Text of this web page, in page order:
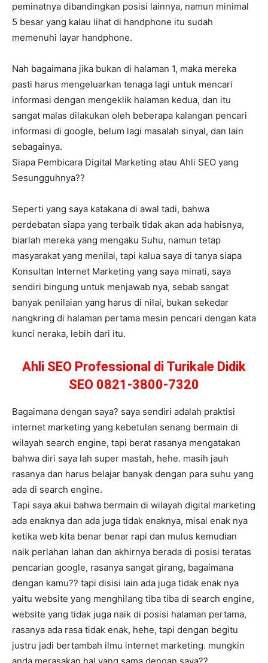
peminatnya dibandingkan posisi lainnya, namun minimal
5 besar yang kalau lihat di handphone itu sudah
memenuhi layar handphone.
Nah bagaimana jika bukan di halaman 1, maka mereka
pasti harus mengeluarkan tenaga lagi untuk mencari
informasi dengan mengeklik halaman kedua, dan itu
sangat malas dilakukan oleh beberapa kalangan pencari
informasi di google, belum lagi masalah sinyal, dan lain
sebagainya.
Siapa Pembicara Digital Marketing atau Ahli SEO yang
Sesungguhnya??
Seperti yang saya katakana di awal tadi, bahwa
perdebatan siapa yang terbaik tidak akan ada habisnya,
biarlah mereka yang mengaku Suhu, namun tetap
masyarakat yang menilai, tapi kalua saya di tanya siapa
Konsultan Internet Marketing yang saya minati, saya
sendiri bingung untuk menjawab nya, sebab sangat
banyak penilaian yang harus di nilai, bukan sekedar
nangkring di halaman pertama mesin pencari dengan kata
kunci neraka, lebih dari itu.
Ahli SEO Professional di Turikale Didik
SEO 0821-3800-7320
Bagaimana dengan saya? saya sendiri adalah praktisi
internet marketing yang kebetulan senang bermain di
wilayah search engine, tapi berat rasanya mengatakan
bahwa diri saya lah super mastah, hehe. masih jauh
rasanya dan harus belajar banyak dengan para suhu yang
ada di search engine.
Tapi saya akui bahwa bermain di wilayah digital marketing
ada enaknya dan ada juga tidak enaknya, misal enak nya
ketika web kita benar benar rapi dan mulus kemudian
naik perlahan lahan dan akhirnya berada di posisi teratas
pencarian google, rasanya sangat girang, bagaimana
dengan kamu?? tapi disisi lain ada juga tidak enak nya
yaitu website yang menghilang tiba tiba di search engine,
website yang tidak juga naik di posisi halaman pertama,
rasanya ada rasa tidak enak, hehe, tapi dengan begitu
justru jadi bertambah ilmu internet marketing. mungkin